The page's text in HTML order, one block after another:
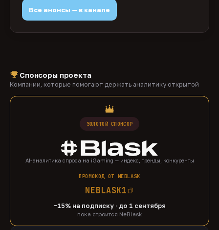
Все анонсы — в канале
Спонсоры проекта
Компании, которые помогают держать аналитику открытой
ЗОЛОТОЙ СПОНСОР
AI-аналитика спроса на iGaming — индекс, тренды, конкуренты
ПРОМОКОД ОТ NEBLASK
NEBLASK1
−15% на подписку · до 1 сентября
пока строится NeBlask